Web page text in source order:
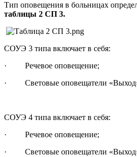
Тип оповещения в больницах
таблицы 2 СП 3.
СОУЭ 3 типа включает в себя:
· Речевое оповещение;
· Световые оповещатели
СОУЭ 4 типа включает в себя:
· Речевое оповещение;
· Световые оповещатели